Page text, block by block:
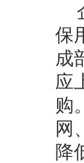
保
成
应
购
网
降